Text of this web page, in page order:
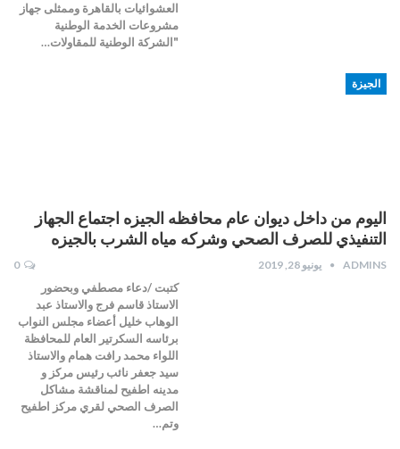
العشوائيات بالقاهرة وممثلى جهاز
مشروعات الخدمة الوطنية
"الشركة الوطنية للمقاولات…
الجيزة
اليوم من داخل ديوان عام محافظه الجيزه اجتماع الجهاز
التنفيذي للصرف الصحي وشركه مياه الشرب بالجيزه
ADMINS يونيو 28, 2019 0
كتبت /دعاء مصطفي وبحضور
الاستاذ قاسم فرج والاستاذ عبد
الوهاب خليل أعضاء مجلس النواب
برئاسه السكرتير العام للمحافظة
اللواء محمد رافت همام والاستاذ
سيد جعفر نائب رئيس مركز و
مدينه اطفيح لمناقشة مشاكل
الصرف الصحي لقري مركز اطفيح
وتم…